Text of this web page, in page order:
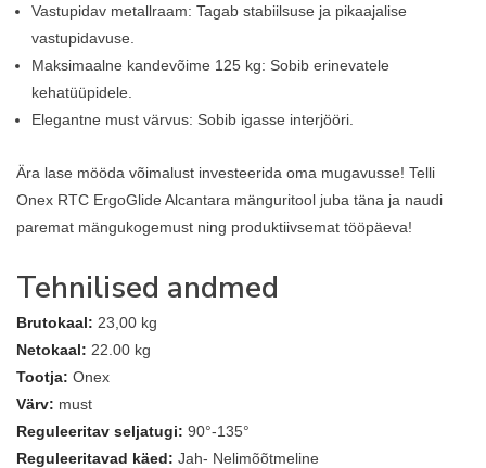
Vastupidav metallraam: Tagab stabiilsuse ja pikaajalise
vastupidavuse.
Maksimaalne kandevõime 125 kg: Sobib erinevatele
kehatüüpidele.
Elegantne must värvus: Sobib igasse interjööri.
Ära lase mööda võimalust investeerida oma mugavusse! Telli
Onex RTC ErgoGlide Alcantara mänguritool juba täna ja naudi
paremat mängukogemust ning produktiivsemat tööpäeva!
Tehnilised andmed
Brutokaal: 23,00 kg
Netokaal: 22.00 kg
Tootja: Onex
Värv: must
Reguleeritav seljatugi: 90°-135°
Reguleeritavad käed: Jah- Nelimõõtmeline